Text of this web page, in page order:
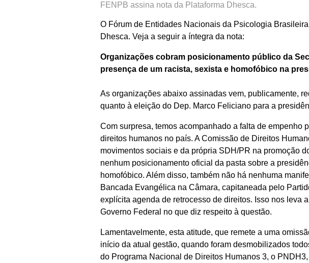
FENPB assina nota da Plataforma Dhesca.
O Fórum de Entidades Nacionais da Psicologia
Dhesca. Veja a seguir a íntegra da nota:
Organizações cobram posicionamento público da
presença de um racista, sexista e homofóbico na
As organizações abaixo assinadas vem, publicamente,
quanto à eleição do Dep. Marco Feliciano para a
Com surpresa, temos acompanhado a falta de empenho
direitos humanos no país. A Comissão de Direitos
movimentos sociais e da própria SDH/PR na promoção
nenhum posicionamento oficial da pasta sobre a
homofóbico. Além disso, também não há nenhuma
Bancada Evangélica na Câmara, capitaneada pelo
explícita agenda de retrocesso de direitos. Isso nos leva
Governo Federal no que diz respeito à questão.
Lamentavelmente, esta atitude, que remete a uma
início da atual gestão, quando foram desmobilizados
do Programa Nacional de Direitos Humanos 3, o